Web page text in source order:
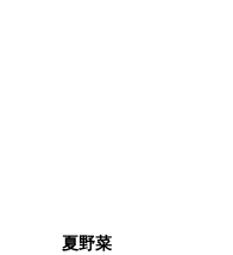
夏野菜